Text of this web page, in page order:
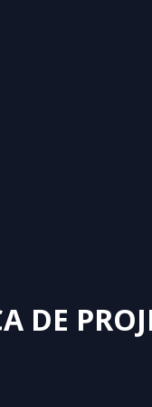
DE